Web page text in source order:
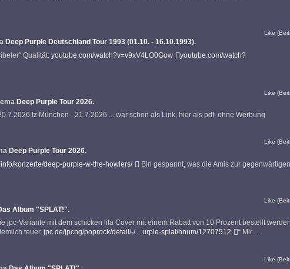
Deep Purple Deutschland Tour 1993 (01.10. - 16.10.1993).
Like
Qualität:youtube.com/watch?v=v9xV4LO0Gow
youtube.com/watch?
Deep Purple Tour 2026.
Like
tz München - 21.7.2026 ... war schon als Link, hier als pdf, ohne Werbung
Deep Purple Tour 2026.
Like
konzerte/deep-purple-w-the-howlers/
Bin gespannt, was die Amis zur gegenwärtigen
Album "SPLAT!".
Like
jpc-Variante mit dem schicken lila Cover mit einem Rabatt von 10 Prozent bestellt
teuer.jpc.de/jpcng/poprock/detail/-/…urple-splat/hnum/12707512 “ Mir…
Like